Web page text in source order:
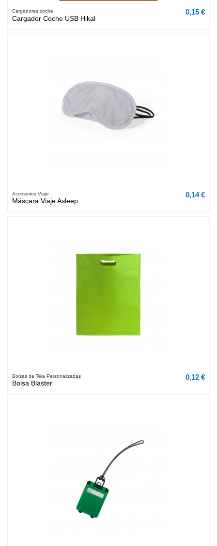
Cargadores coche
Cargador Coche USB Hikal
0,15 €
Accesorios Viaje
Máscara Viaje Asleep
0,14 €
Bolsas de Tela Personalizadas
Bolsa Blaster
0,12 €